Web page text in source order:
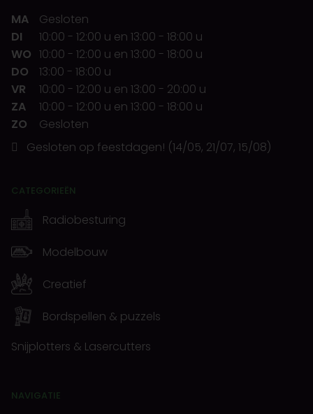
MA
Gesloten
DI
10:00 - 12:00 u en 13:00 - 18:00 u
WO 10:00 - 12:00 u en 13:00 - 18:00 u
DO
13:00 - 18:00 u
VR
10:00 - 12:00 u en 13:00 - 20:00 u
ZA
10:00 - 12:00 u en 13:00 - 18:00 u
ZO
Gesloten
Gesloten op feestdagen! (14/05, 21/07, 15/08)
CATEGORIEËN
Radiobesturing
Modelbouw
Creatief
Bordspellen & puzzels
Snijplotters & Lasercutters
NAVIGATIE